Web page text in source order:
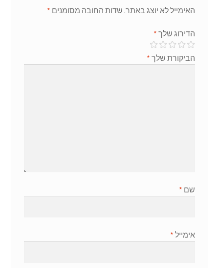
האימייל לא יוצג באתר. שדות החובה מסומנים *
הדירוג שלך *
הביקורת שלך *
שם *
אימייל *